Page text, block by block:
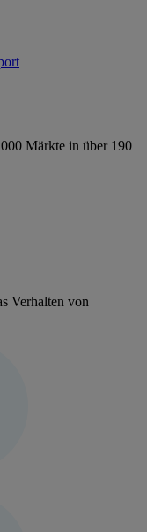
Märkte in über 190
Verhalten von